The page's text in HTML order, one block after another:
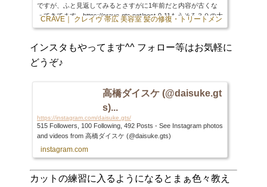
ですが、ふと見返してみるとさすがに1年前だと内容が古くな
ってきてます。https://crave-gts.net/post-0-11もうそろ３０の大
台に・・というかもう３１が目の前ですしね笑ということで初
ってこんにちは！1犬1男1女の３兄弟パパ、サロンでも保護者
とことん、ないことは完全スルーという極端さは自覚していま
CRAVE｜ クレイヴ 帯広 美容室 髪の修復・トリートメント専門店
インスタもやってます^^ フォロー等はお気軽に
どうぞ♪
高橋ダイスケ (@daisuke.gt
s)...
https://instagram.com/daisuke.gts/
515 Followers, 100 Following, 492 Posts - See Instagram photos
and videos from 高橋ダイスケ (@daisuke.gts)
instagram.com
カットの練習に入るようになるとまぁ色々教え